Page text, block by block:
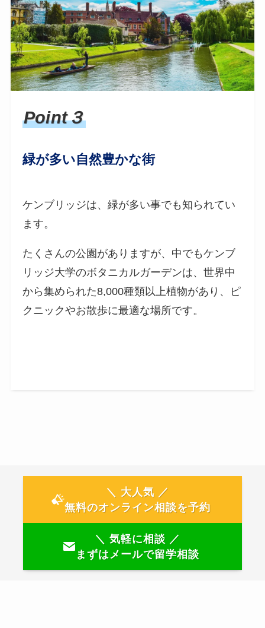
Point３
緑が多い自然豊かな街
ケンブリッジは、緑が多い事でも知られてい
ます。
たくさんの公園がありますが、中でもケンブ
リッジ大学のボタニカルガーデンは、世界中
から集められた8,000種類以上植物があり、ピ
クニックやお散歩に最適な場所です。
＼ 大人気 ／
無料のオンライン相談を予約
＼ 気軽に相談 ／
まずはメールで留学相談